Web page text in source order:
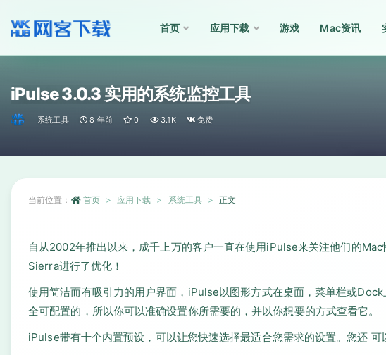
首页 应用下载 游戏 Mac资讯
iPulse 3.0.3 实用的系统监控工具
系统工具 8 年前 0 3.1K 免费
当前位置： 首页 应用下载 系统工具 正文
自从2002年推出以来，成千上万的客户一直在使用iPulse来关注他们的
Sierra进行了优化！
使用简洁而有吸引力的用户界面，iPulse以图形方式在桌面，菜单栏或
全可配置的，所以你可以准确设置你所需要的，并以你想要的方式查看它。
iPulse带有十个内置预设，可以让您快速选择最适合您需求的设置。您还 可